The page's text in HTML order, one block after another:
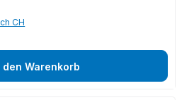
StahlhebelMiniventil
nur für
Zubehörteile sowie weitere Produkte für
CH
den Warenkorb